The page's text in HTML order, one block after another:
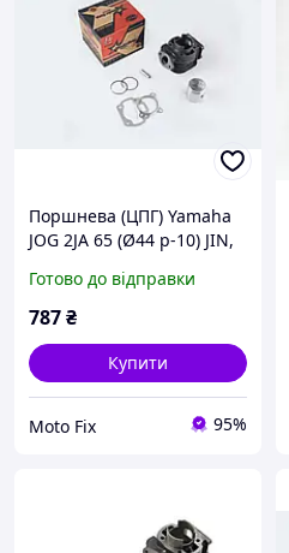
Поршнева (ЦПГ) Yamaha
JOG 2JA 65 (Ø44 p-10) JIN,
Готово до відправки
787₴
Купити
Moto Fix 95%